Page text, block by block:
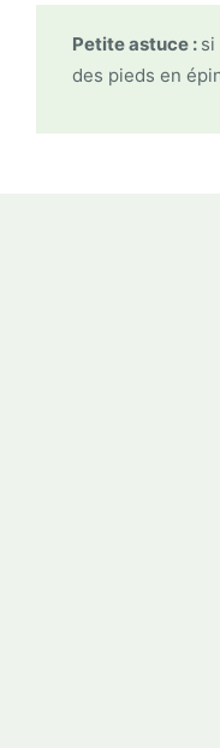
Petite astuce : si
des pieds en